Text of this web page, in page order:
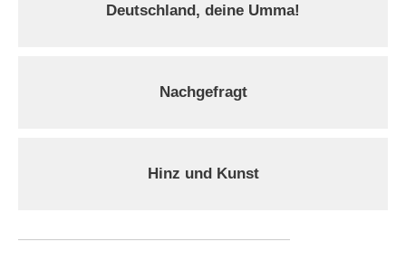
Deutschland, deine Umma!
Nachgefragt
Hinz und Kunst